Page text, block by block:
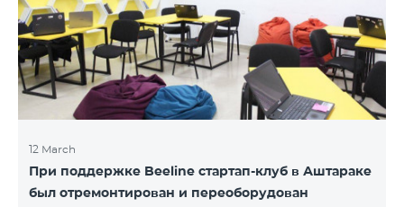
12 March
При поддержке Beeline стартап-клуб в Аштараке
был отремонтирован и переоборудован